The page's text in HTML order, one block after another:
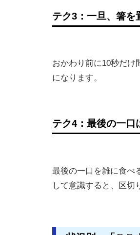
テク3：一旦、箸を
おかわり前に10秒だけ
になります。
テク4：最後の一口
最後の一口を雑に食べ
して意識すると、区切